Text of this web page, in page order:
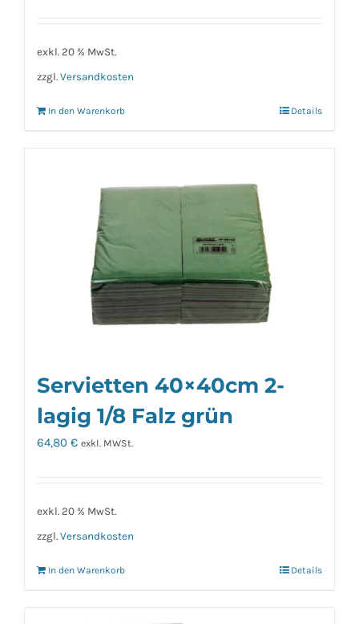
exkl. 20 % MwSt.
zzgl. Versandkosten
In den Warenkorb Details
Servietten 40×40cm 2-
lagig 1/8 Falz grün
64,80 € exkl. MWSt.
exkl. 20 % MwSt.
zzgl. Versandkosten
In den Warenkorb Details